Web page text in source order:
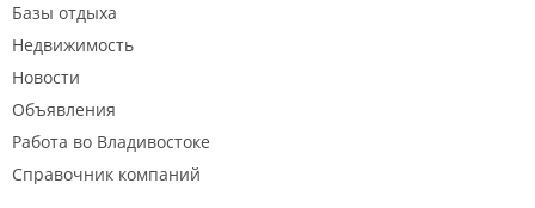
Базы отдыха
Недвижимость
Новости
Объявления
Работа во Владивостоке
Справочник компаний